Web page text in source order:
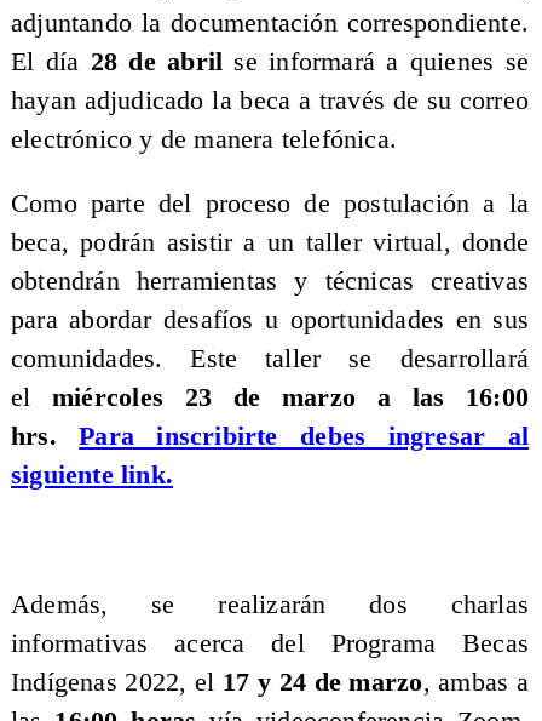
adjuntando la documentación correspondiente.
El día 28 de abril se informará a quienes se
hayan adjudicado la beca a través de su correo
electrónico y de manera telefónica.
Como parte del proceso de postulación a la
beca, podrán asistir a un taller virtual, donde
obtendrán herramientas y técnicas creativas
para abordar desafíos u oportunidades en sus
comunidades. Este taller se desarrollará
elmiércoles 23 de marzo a las 16:00
hrs.Para inscribirte debes ingresar al
siguiente link.
Además, se realizarán dos charlas
informativas acerca del Programa Becas
Indígenas 2022, el 17 y 24 de marzo, ambas a